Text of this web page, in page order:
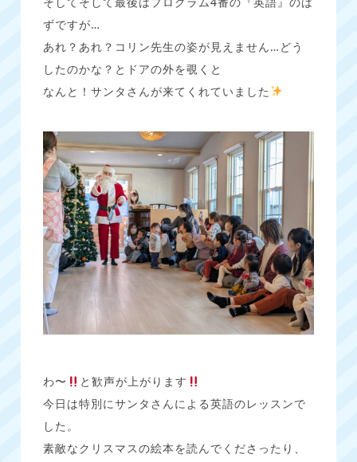
ずですが…
あれ？あれ？コリン先生の姿が見えません…どう
したのかな？とドアの外を覗くと
なんと！サンタさんが来てくれていました
わ〜
と歓声が上がります
今日は特別にサンタさんによる英語のレッスンで
した。
素敵なクリスマスの絵本を読んでくださったり、